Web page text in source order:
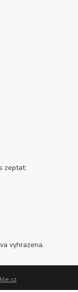
zeptat:
vyhrazena.